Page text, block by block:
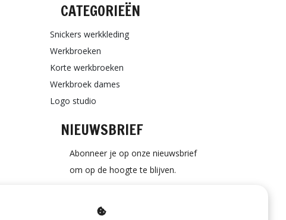
CATEGORIEËN
Snickers werkkleding
Werkbroeken
Korte werkbroeken
Werkbroek dames
Logo studio
NIEUWSBRIEF
Abonneer je op onze nieuwsbrief
om op de hoogte te blijven.